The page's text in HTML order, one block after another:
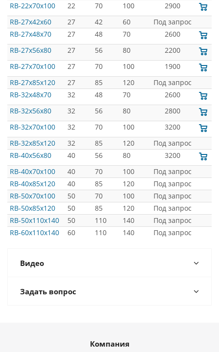
RB-22x70x100
22 70 100
2900
RB-27x42x60
27 42 60
Под запрос
RB-27x48x70
27 48 70
2600
RB-27x56x80
27 56 80
2200
RB-27x70x100
27 70 100
1900
RB-27x85x120
27 85 120
Под запрос
RB-32x48x70
32 48 70
2600
RB-32x56x80
32 56 80
2800
RB-32x70x100
32 70 100
3200
RB-32x85x120
32 85 120
Под запрос
RB-40x56x80
40 56 80
3200
RB-40x70x100
40 70 100
Под запрос
RB-40x85x120
40 85 120
Под запрос
RB-50x70x100
50 70 100
Под запрос
RB-50x85x120
50 85 120
Под запрос
RB-50x110x140
50 110 140
Под запрос
RB-60x110x140
60 110 140 Под запрос
Видео
Задать вопрос
Компания